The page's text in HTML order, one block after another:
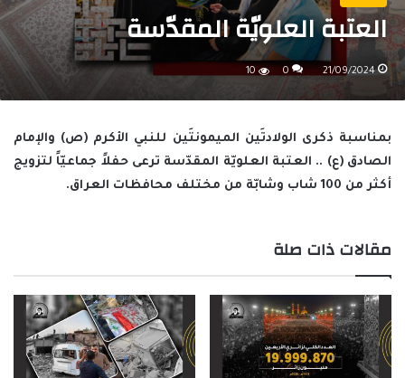
العتبة العلويّة المقدّسة
21/09/2024
0
10
بمناسبة ذكرى الولادتَين الميمونتَين للنبي الأكرم (ص) والإمام
الصادق (ع) .. العتبة العلويّة المقدّسة ترعى حفلاً جماعيّاً لتزويج
أكثر من 100 شاب وشابّة من مختلف محافظات العراق.
مقالات ذات صلة